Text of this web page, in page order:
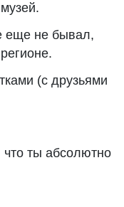
еще не бывал,
(с друзьями
что ты абсолютно